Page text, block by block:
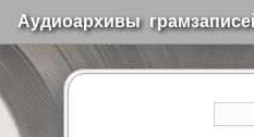
Аудиоархивы